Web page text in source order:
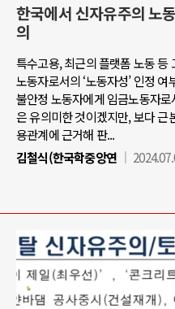
한국에서 신자유주의 노
의
특수고용, 최근의 플랫폼 노동
노동자로서의 ‘노동자성’ 인정
불안정 노동자에게 임금노동자
은 유의미한 것이겠지만, 보다
용관계에 근거해 판...
김철식(한국학중앙연